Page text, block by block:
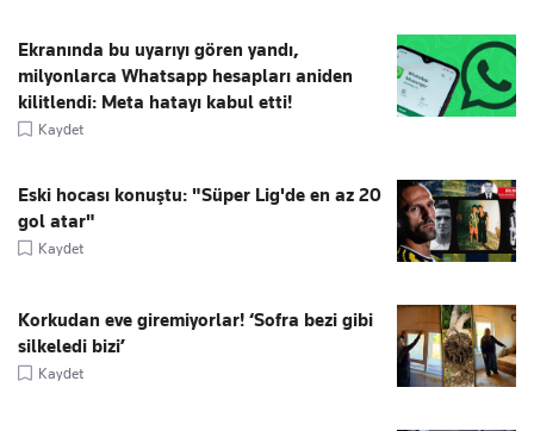
Ekranında bu uyarıyı gören yandı,
milyonlarca Whatsapp hesapları aniden
kilitlendi: Meta hatayı kabul etti!
Kaydet
Eski hocası konuştu: "Süper Lig'de en az 20
gol atar"
Kaydet
Korkudan eve giremiyorlar! ‘Sofra bezi gibi
silkeledi bizi’
Kaydet